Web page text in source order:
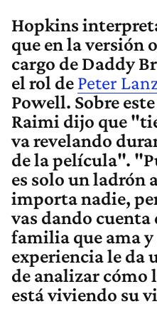
Hopkins
que en la versión
cargo de Daddy
el rol de Peter
Powell. Sobre
Raimi dijo que
va revelando
de la película".
es solo un ladrón
importa nadie,
vas dando cuenta
familia que ama y
experiencia le da
de analizar cómo
está viviendo su